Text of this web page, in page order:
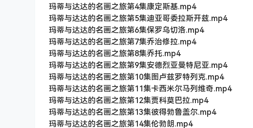
玛蒂与达达的名画之旅第4集康定斯基.mp4
玛蒂与达达的名画之旅第5集迪亚哥委拉斯开兹.mp4
玛蒂与达达的名画之旅第6集保罗乌切洛.mp4
玛蒂与达达的名画之旅第7集乔治修拉.mp4
玛蒂与达达的名画之旅第8集乔托.mp4
玛蒂与达达的名画之旅第9集安德烈亚曼特尼亚.mp4
玛蒂与达达的名画之旅第10集图卢兹罗特列克.mp4
玛蒂与达达的名画之旅第11集卡西米尔马列维奇.mp4
玛蒂与达达的名画之旅第12集贾科莫巴拉.mp4
玛蒂与达达的名画之旅第13集彼得勃鲁盖尔.mp4
玛蒂与达达的名画之旅第14集伦勃朗.mp4